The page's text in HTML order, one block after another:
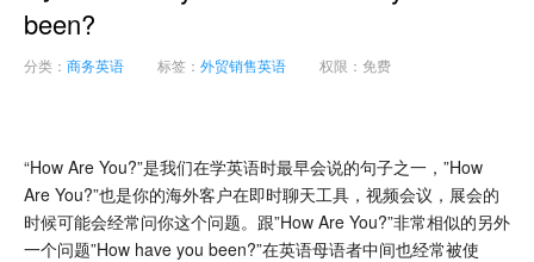
been?
分类： 商务英语 标签： 外贸销售英语 权限：免费
“How Are You?”是我们在学英语时最早会说的句子之一，”How
Are You?”也是你的海外客户在即时聊天工具，视频会议，展会的
时候可能会经常问你这个问题。跟”How Are You?”非常相似的另外
一个问题”How have you been?”在英语母语者中间也经常被使